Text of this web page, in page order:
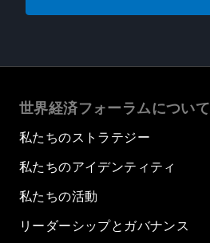
世界経済フォーラムについて
私たちのストラテジー
私たちのアイデンティティ
私たちの活動
リーダーシップとガバナンス